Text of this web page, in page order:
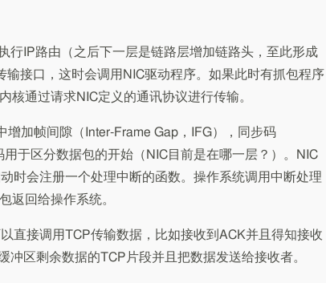
行IP路由（之后下一层是链路层增加链路头，至此形成
接口，这时会调用NIC驱动程序。如果此时有抓包程序
核通过请求NIC定义的通讯协议进行传输。
加帧间隙（Inter-Frame Gap，IFG），同步码
用于区分数据包的开始（NIC目前是在哪一层？）。NIC
时会注册一个处理中断的函数。操作系统调用中断处理
返回给操作系统。
直接调用TCP传输数据，比如接收到ACK并且得知接收
区剩余数据的TCP片段并且把数据发送给接收者。